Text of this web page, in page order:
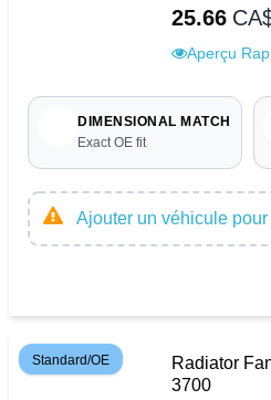
25.66
Aperçu
DIMENSIONAL MATCH
Exact OE fit
Ajouter un véhicule
Standard/OE
Radiator
3700